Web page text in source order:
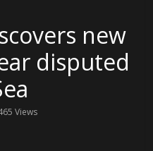
new
disputed
Views